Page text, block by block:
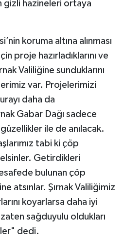
koruma altına alınması
proje hazırladıklarını ve
Valiliğine sunduklarını
var. Projelerimizi
daha da
Gabar Dağı sadece
ile de anılacak.
tabi ki çöp
Getirdikleri
bulunan çöp
atsınlar. Şırnak Valiliğimiz
koyarlarsa daha iyi
sağduyulu oldukları
dedi.